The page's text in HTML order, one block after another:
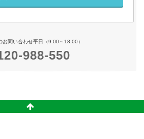
お問い合わせ平日（9:00～18:00）
988-550